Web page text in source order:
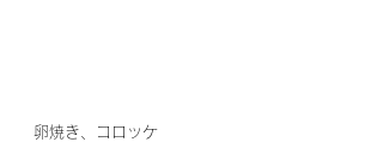
卵焼き、コロッケ